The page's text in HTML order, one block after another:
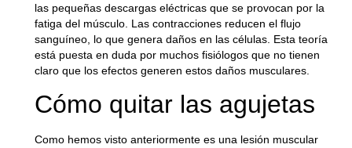
las pequeñas descargas eléctricas que se provocan por la
fatiga del músculo. Las contracciones reducen el flujo
sanguíneo, lo que genera daños en las células. Esta teoría
está puesta en duda por muchos fisiólogos que no tienen
claro que los efectos generen estos daños musculares.
Cómo quitar las agujetas
Como hemos visto anteriormente es una lesión muscular